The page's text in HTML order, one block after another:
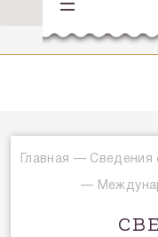
Главная — Сведения
—